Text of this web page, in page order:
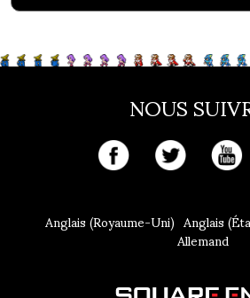
NOUS
Anglais (Royaume-Uni) Anglais
Allemand